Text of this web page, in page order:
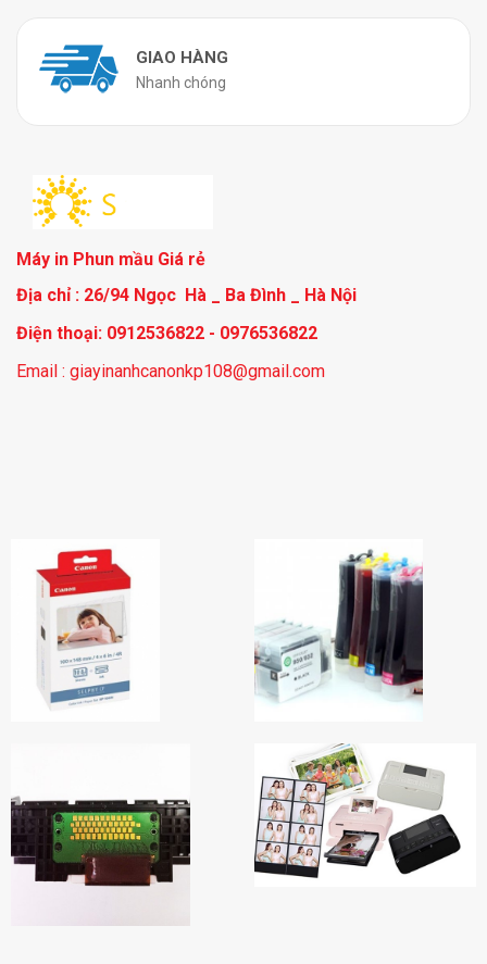
GIAO HÀNG
Nhanh chóng
Máy in Phun mầu Giá rẻ
Địa chỉ : 26/94 Ngọc Hà _ Ba Đình _ Hà Nội
Điện thoại: 0912536822 - 0976536822
Email : giayinanhcanonkp108@gmail.com